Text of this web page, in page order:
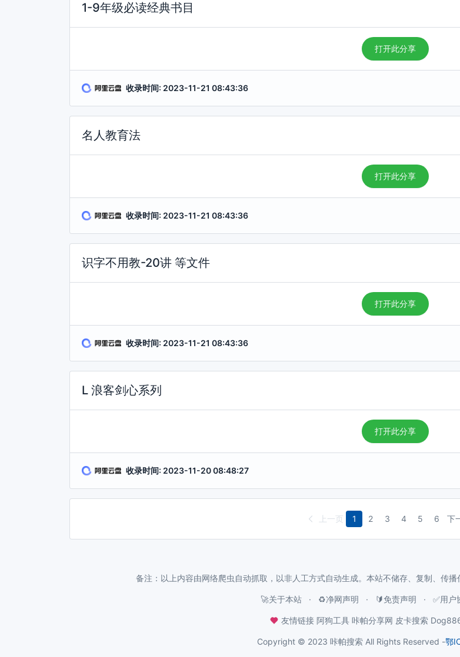
1-9年级必读经典书目
打开此分享
收录时间: 2023-11-21 08:43:36
名人教育法
打开此分享
收录时间: 2023-11-21 08:43:36
识字不用教-20讲 等文件
打开此分享
收录时间: 2023-11-21 08:43:36
L 浪客剑心系列
打开此分享
收录时间: 2023-11-20 08:48:27
上一页 1 2 3 4 5 6 下
备注：以上内容由网络爬虫自动抓取，以非人工方式自动生成。本站不储存、复制、传
🚀关于本站 ♻️净网声明 🔰免责声明 ✅用户
友情链接 阿狗工具 咔帕分享网 皮卡搜索
Copyright © 2023 咔帕搜索 All Rights Reserved -鄂